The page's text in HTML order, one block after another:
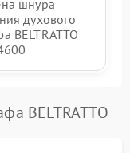
шнура
духового
BELTRATTO
BELTRATTO